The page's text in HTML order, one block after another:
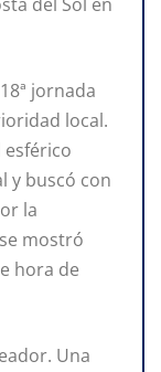
jornada
local.
esférico
y buscó con
la
mostró
hora de
Una